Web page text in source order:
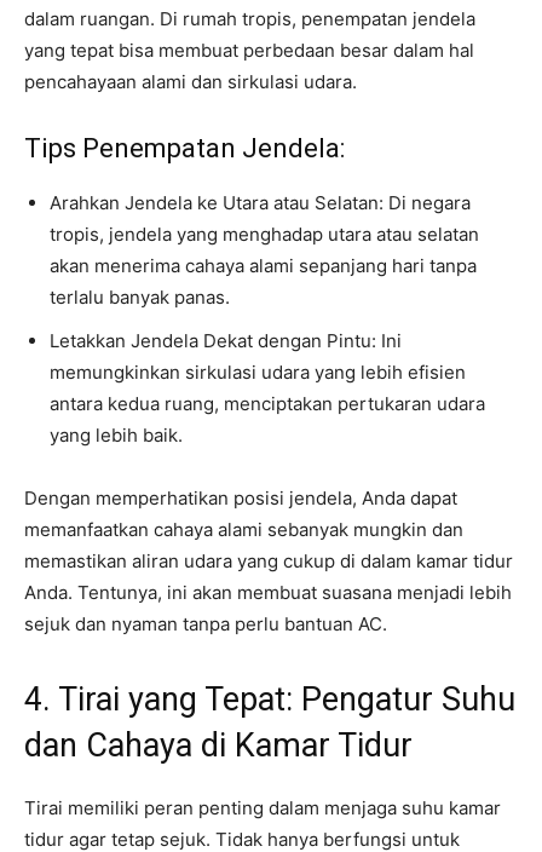
dalam ruangan. Di rumah tropis, penempatan jendela
yang tepat bisa membuat perbedaan besar dalam hal
pencahayaan alami dan sirkulasi udara.
Tips Penempatan Jendela:
Arahkan Jendela ke Utara atau Selatan: Di negara
tropis, jendela yang menghadap utara atau selatan
akan menerima cahaya alami sepanjang hari tanpa
terlalu banyak panas.
Letakkan Jendela Dekat dengan Pintu: Ini
memungkinkan sirkulasi udara yang lebih efisien
antara kedua ruang, menciptakan pertukaran udara
yang lebih baik.
Dengan memperhatikan posisi jendela, Anda dapat
memanfaatkan cahaya alami sebanyak mungkin dan
memastikan aliran udara yang cukup di dalam kamar tidur
Anda. Tentunya, ini akan membuat suasana menjadi lebih
sejuk dan nyaman tanpa perlu bantuan AC.
4. Tirai yang Tepat: Pengatur Suhu
dan Cahaya di Kamar Tidur
Tirai memiliki peran penting dalam menjaga suhu kamar
tidur agar tetap sejuk. Tidak hanya berfungsi untuk